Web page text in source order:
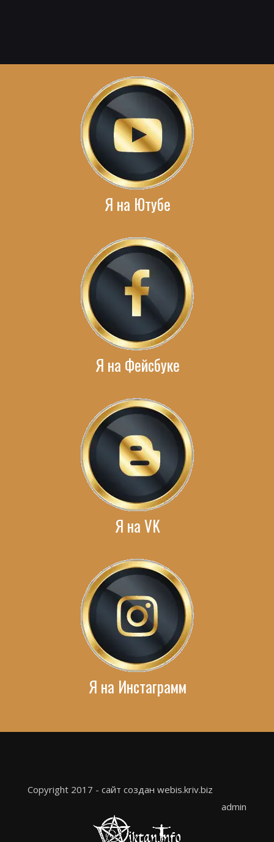
Я на Ютубе
Я на Фейсбуке
Я на VK
Я на Инстаграмм
Copyright 2017 - сайт создан webis.kriv.biz
admin